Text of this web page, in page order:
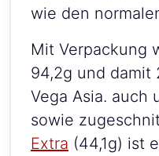
wie den
Mit Verpackung
94,2g und damit
Vega Asia. auch
sowie
Extra (44,1g) ist